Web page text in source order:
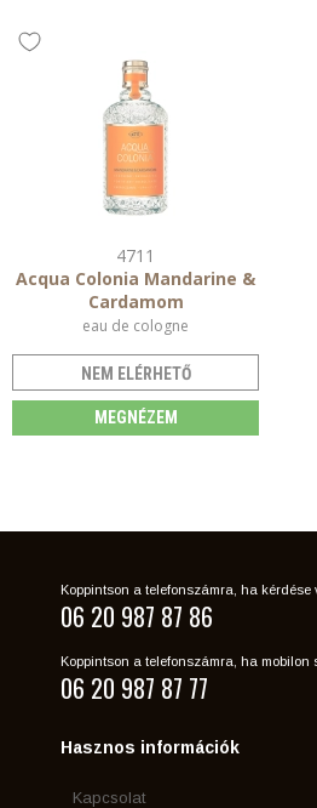
4711
Acqua Colonia Mandarine &
Cardamom
eau de cologne
NEM ELÉRHETŐ
MEGNÉZEM
Koppintson a telefonszámra, ha kérdése
06 20 987 87 86
Koppintson a telefonszámra, ha mobilon
06 20 987 87 77
Hasznos információk
Kapcsolat